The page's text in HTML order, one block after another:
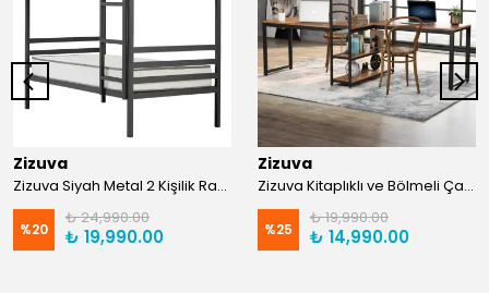
Zizuva
Zizuva Siyah Metal 2 Kişilik Ranza | TR0011-F
%20
₺ 24,990.00
₺ 19,990.00
Zizuva
Zizuva Kitaplıklı ve Bölmeli Çalışma Masası | CM1021-F-Suntalam
%25
₺ 19,990.00
₺ 14,990.00